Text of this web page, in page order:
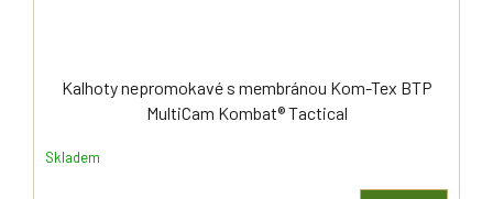
Kalhoty nepromokavé s membránou Kom-Tex BTP
MultiCam Kombat® Tactical
Skladem